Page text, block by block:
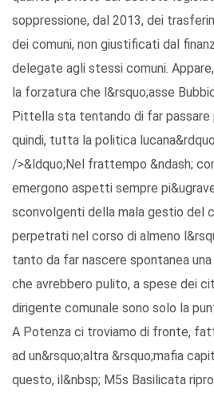
soppressione, dal 2013, dei
dei comuni, non giustificati dal
delegate agli stessi comuni.
la forzatura che l&rsquo;asse
Pittella sta tentando di far passare
quindi, tutta la politica
/>&ldquo;Nel frattempo &ndash;
emergono aspetti sempre
sconvolgenti della mala gestio del
perpetrati nel corso di almeno
tanto da far nascere spontanea
che avrebbero pulito, a spese dei
dirigente comunale sono solo la
A Potenza ci troviamo di fronte,
ad un&rsquo;altra &rsquo;mafia
questo, il&nbsp; M5s Basilicata